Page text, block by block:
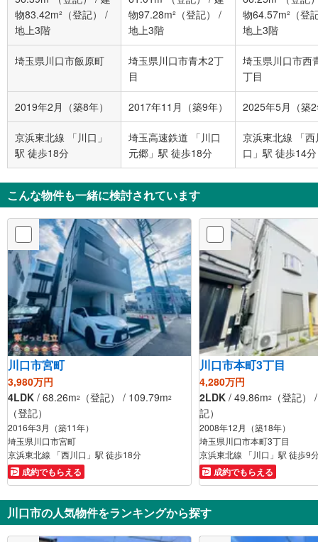
物83.42m²（登記）
/
地上3階
物97.28m²（登記）
/
地上3階
物64.57m²（登
地上3階
埼玉県川口市飯原町
埼玉県川口市青木2丁
目
埼玉県川口市西
丁目
2019年2月（築8年） 2017年11月（築9年） 2025年5月（築
京浜東北線 「川口」
駅 徒歩18分
埼玉高速鉄道 「川口
元郷」駅 徒歩18分
京浜東北線 「西
口」駅 徒歩14分
こんな物件も一緒に検討されています
川口市宮町
3,980万円
4LDK / 68.26m2 （登記） / 109.79m2
（登記）
2016年3月（築11年）
埼玉県川口市宮町
京浜東北線 「西川口」駅 徒歩18分
成約でもらえる
川口市本町3丁目
4,280万円
2LDK / 49.86m2
（登記
記）
2008年12月（築18年）
埼玉県川口市本町3丁目
京浜東北線 「川口」駅 徒歩9
成約でもらえる
川口市の人気物件をランキングから探す